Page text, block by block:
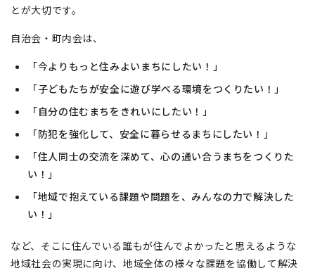
とが大切です。
自治会・町内会は、
「今よりもっと住みよいまちにしたい！」
「子どもたちが安全に遊び学べる環境をつくりたい！」
「自分の住むまちをきれいにしたい！」
「防犯を強化して、安全に暮らせるまちにしたい！」
「住人同士の交流を深めて、心の通い合うまちをつくりた
い！」
「地域で抱えている課題や問題を、みんなの力で解決した
い！」
など、そこに住んでいる誰もが住んでよかったと思えるような
地域社会の実現に向け、地域全体の様々な課題を協働して解決